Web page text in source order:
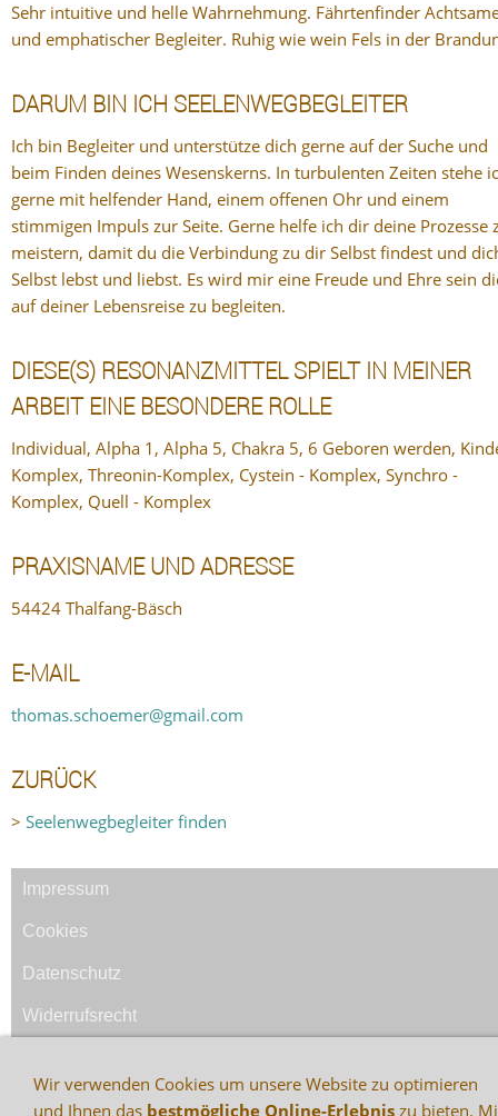
Sehr intuitive und helle Wahrnehmung. Fährtenfinder
und emphatischer Begleiter. Ruhig wie wein Fels in der
DARUM BIN ICH SEELENWEGBEGLEITER
Ich bin Begleiter und unterstütze dich gerne auf der Suche und
beim Finden deines Wesenskerns. In turbulenten Zeiten stehe
gerne mit helfender Hand, einem offenen Ohr und einem
stimmigen Impuls zur Seite. Gerne helfe ich dir deine Prozesse
meistern, damit du die Verbindung zu dir Selbst findest und
Selbst lebst und liebst. Es wird mir eine Freude und Ehre sein
auf deiner Lebensreise zu begleiten.
DIESE(S) RESONANZMITTEL SPIELT IN MEINER
ARBEIT EINE BESONDERE ROLLE
Individual, Alpha 1, Alpha 5, Chakra 5, 6 Geboren werden,
Komplex, Threonin-Komplex, Cystein - Komplex, Synchro -
Komplex, Quell - Komplex
PRAXISNAME UND ADRESSE
54424 Thalfang-Bäsch
E-MAIL
thomas.schoemer@gmail.com
ZURÜCK
> Seelenwegbegleiter finden
Impressum
Cookies
Datenschutz
Widerrufsrecht
Versand & Zahlung
Wir verwenden Cookies um unsere Website zu optimieren
und Ihnen das bestmögliche Online-Erlebnis zu bieten.